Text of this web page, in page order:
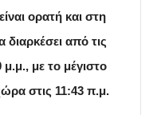
ορατή και στη
από τις
με το μέγιστο
στις 11:43 π.μ.